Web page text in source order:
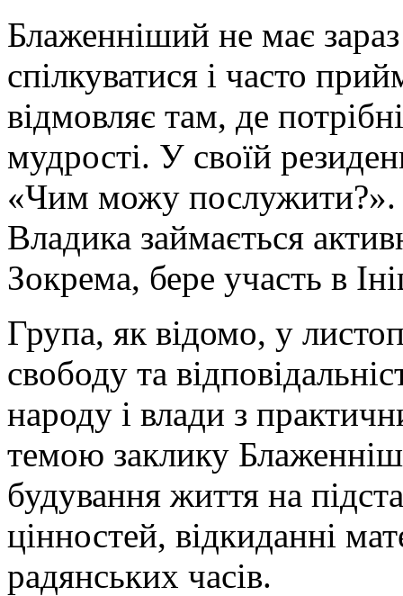
Блаженніший не має
спілкуватися і часто
відмовляє там, де
мудрості. У своїй
«Чим можу послужити?».
Владика займається
Зокрема, бере участь в
Група, як відомо, у
свободу та
народу і влади з
темою заклику
будування життя на
цінностей, відкиданні
радянських часів.